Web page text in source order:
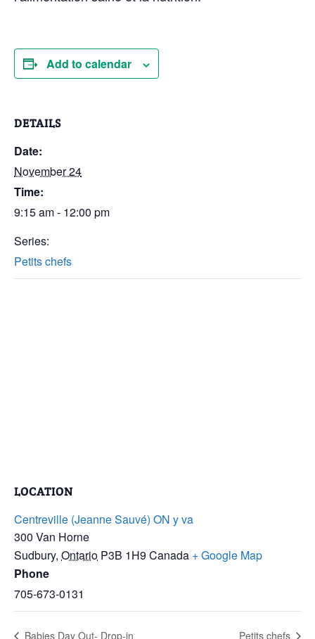
Add to calendar
DETAILS
Date:
November 24
Time:
9:15 am - 12:00 pm
Series:
Petits chefs
LOCATION
Centreville (Jeanne Sauvé) ON y va
300 Van Horne
Sudbury, Ontario P3B 1H9 Canada + Google Map
Phone
705-673-0131
Babies Day Out- Drop-in Petits chefs